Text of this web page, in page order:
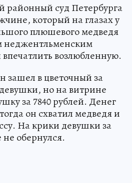
районный суд Петербурга
который на глазах у
плюшевого медведя
неджентльменским
возлюбленную.
зашел в цветочный за
но на витрине
за 7840 рублей. Денег
он схватил медведя и
На крики девушки за
обернулся.